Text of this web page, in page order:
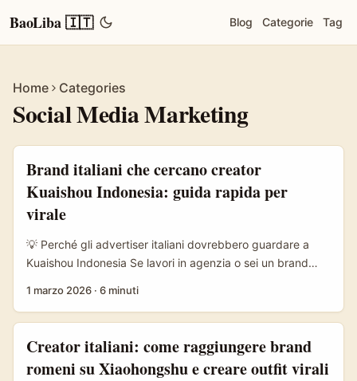
BaoLiba 🇮🇹 Blog Categorie Tag
Home Categories
Social Media Marketing
Brand italiani che cercano creator
Kuaishou Indonesia: guida rapida per
virale
💡 Perché gli advertiser italiani dovrebbero guardare a
Kuaishou Indonesia Se lavori in agenzia o sei un brand
centinaia di milioni di utenti — come riportato da
MarketBeat nelle sue sintesi su Kuaishou Technology —
1 marzo 2026 · 6 minuti
Creator italiani: come raggiungere brand
romeni su Xiaohongshu e creare outfit virali